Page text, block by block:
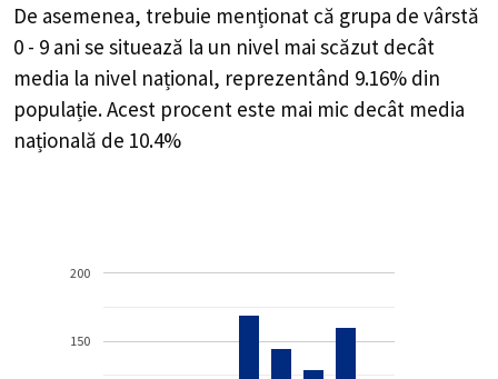
De asemenea, trebuie menționat că grupa de vârstă
0 - 9 ani se situează la un nivel mai scăzut decât
media la nivel național, reprezentând 9.16% din
populație. Acest procent este mai mic decât media
națională de 10.4%
150
200